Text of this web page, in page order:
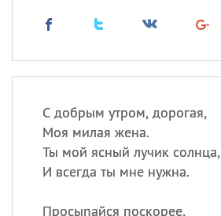
С добрым утром, дорогая,
Моя милая жена.
Ты мой ясный лучик солнца,
И всегда ты мне нужна.
Просыпайся поскорее,